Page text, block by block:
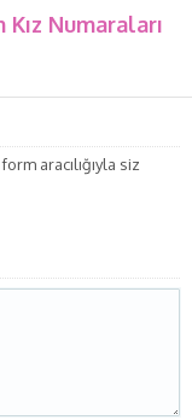
Numaraları
aracılığıyla siz